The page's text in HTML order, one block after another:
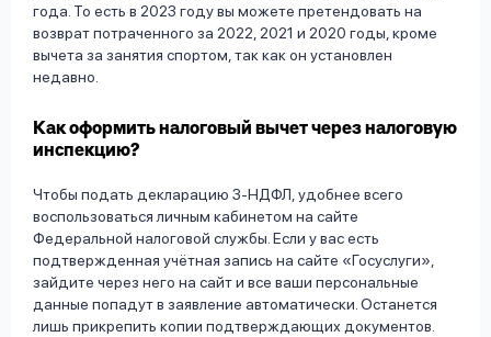
года. То есть в 2023 году вы можете претендовать на
возврат потраченного за 2022, 2021 и 2020 годы, кроме
вычета за занятия спортом, так как он установлен
недавно.
Как оформить налоговый вычет через налоговую
инспекцию?
Чтобы подать декларацию 3-НДФЛ, удобнее всего
воспользоваться личным кабинетом на сайте
Федеральной налоговой службы. Если у вас есть
подтвержденная учётная запись на сайте «Госуслуги»,
зайдите через него на сайт и все ваши персональные
данные попадут в заявление автоматически. Останется
лишь прикрепить копии подтверждающих документов.